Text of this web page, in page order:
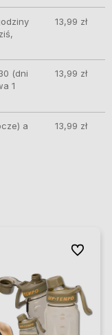
13,99 zł
(dni
1
13,99 zł
a
13,99 zł
Do
Do